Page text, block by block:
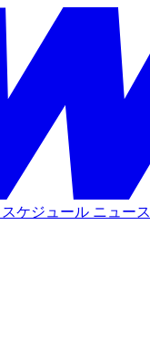
スケジュール ニュース